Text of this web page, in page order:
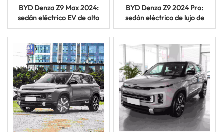
BYD Denza Z9 Max 2024:
sedán eléctrico EV de alto
rendimiento disponible
ahora
BYD Denza Z9 2024 Pro:
sedán eléctrico de lujo de
larga autonomía en venta